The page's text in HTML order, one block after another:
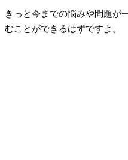
きっと今までの悩みや問題が
むことができるはずですよ。